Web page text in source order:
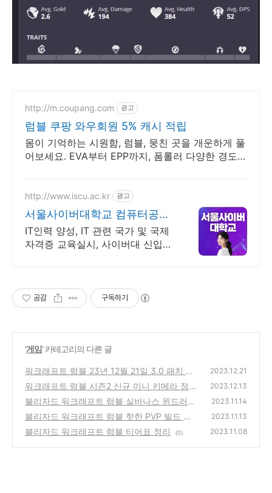
http://m.coupang.com 광고
럼블 쿠팡 와우회원 5% 캐시 적립
몸이 기억하는 시원함, 럼블, 뭉친 곳을 개운하게 풀
어보세요. EVA부터 EPP까지, 폼롤러 다양한 경도와
http://www.iscu.ac.kr 광고
서울사이버대학교 컴퓨터공학
과 2026 가을학기 신편입생
IT인력 양성, IT 관련 국가 및 국제
자격증 교육실시, 사이버대 신입생
공감 구독하기
'게임' 카테고리의 다른 글
워크래프트 럼블 23년 12월 21일 3.0 패치 정
리
(0)
2023.12.21
워크래프트 럼블 시즌2 신규 미니 키메라 정보
(0)
2023.12.13
블리자드 워크래프트 럼블 실바나스 윈드러너
빌드 조합 정리
(0)
2023.11.14
블리자드 워크래프트 럼블 핫한 PVP 빌드 정
리
(0)
2023.11.13
블리자드 워크래프트 럼블 티어표 정리 (0) 2023.11.08